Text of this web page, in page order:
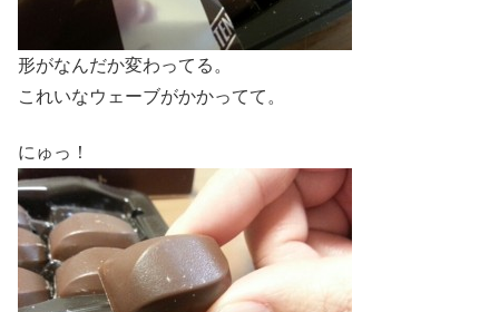
形がなんだか変わってる。
これいなウェーブがかかってて。
にゅっ！